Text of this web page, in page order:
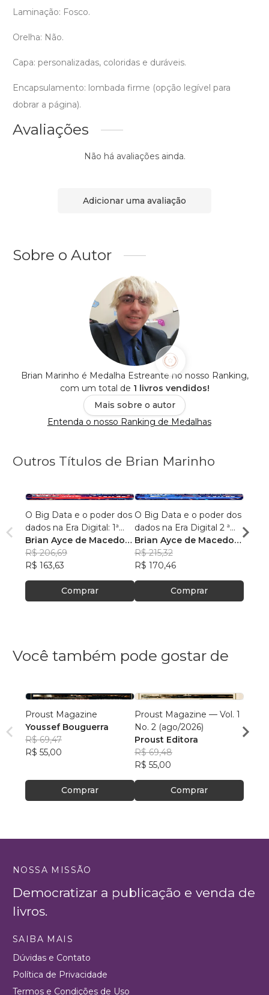
Laminação: Fosco.
Orelha: Não.
Capa: personalizadas, coloridas e duráveis.
Encapsulamento: lombada firme (opção legível para
dobrar a página).
Avaliações
Não há avaliações ainda.
Adicionar uma avaliação
Sobre o Autor
Brian Marinho é Medalha Estreante no nosso Ranking,
com um total de 1 livros vendidos!
Mais sobre o autor
Entenda o nosso Ranking de Medalhas
Outros Títulos de Brian Marinho
O Big Data e o poder dos
dados na Era Digital: 1ª
Edição.
Brian Ayce de Macedo
Marinho
R$ 206,69
R$ 163,63
Comprar
O Big Data e o poder dos
dados na Era Digital 2 ª
Edição:
Brian Ayce de Macedo
Marinho
R$ 215,32
R$ 170,46
Comprar
Você também pode gostar de
Proust Magazine
Youssef Bouguerra
R$ 69,47
R$ 55,00
Comprar
Proust Magazine — Vol. 1
No. 2 (ago/2026)
Proust Editora
R$ 69,48
R$ 55,00
Comprar
NOSSA MISSÃO
Democratizar a publicação e venda de
livros.
SAIBA MAIS
Dúvidas e Contato
Política de Privacidade
Termos e Condições de Uso